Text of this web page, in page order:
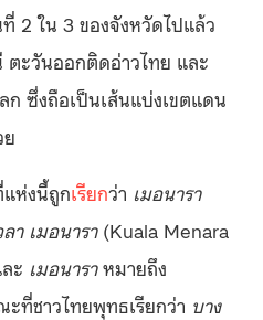
2 ใน 3 ของจังหวัดไปแล้ว
ะวันออกติดอ่าวไทย และ
ซึ่งถือเป็นเส้นแบ่งเขตแดน
ห่งนี้ถูกเรียกว่า เมอนารา
า เมอนารา(Kuala Menara
ะ เมอนาราหมายถึง
ที่ชาวไทยพุทธเรียกว่า บาง